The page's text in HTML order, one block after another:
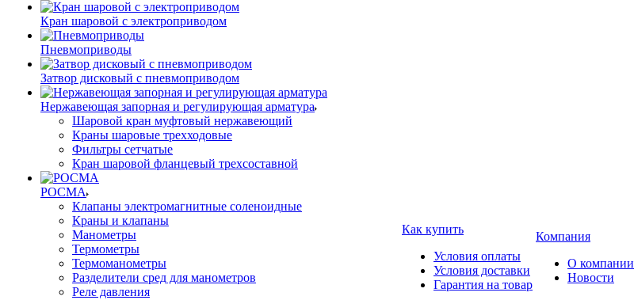
Кран шаровой с электроприводом
Пневмоприводы
Затвор дисковый с пневмоприводом
Нержавеющая запорная и регулирующая арматура
Шаровой кран муфтовый нержавеющий
Краны шаровые трехходовые
Фильтры сетчатые
Кран шаровой фланцевый трехсоставной
РОСМА
Клапаны электромагнитные соленоидные
Краны и клапаны
Манометры
Термометры
Термоманометры
Разделители сред для манометров
Реле давления
Как купить
Условия оплаты
Условия доставки
Гарантия на товар
Компания
О компании
Новости